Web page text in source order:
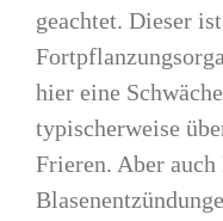
geachtet. Dieser
hier eine
typischerweise
Frieren. Aber